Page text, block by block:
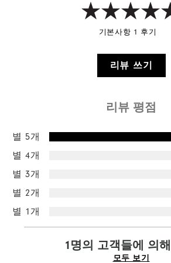
기본사항 1 후기
리뷰 쓰기
리뷰 평점
별 5개
별 4개
별 3개
별 2개
별 1개
1명의 고객들에 의
모두 보기